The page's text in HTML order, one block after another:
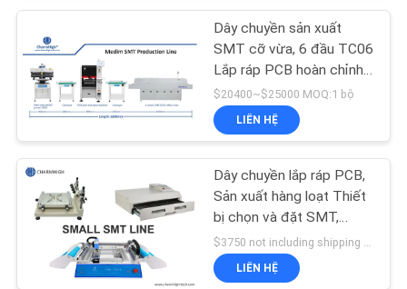
SÁCH
BẢO
MẬT
Dây chuyền sản xuất
SMT cỡ vừa, 6 đầu TC06
Lắp ráp PCB hoàn chỉnh
Sản xuất PCBA
$20400~$25000 MOQ:1 bộ
LIÊN HỆ
Dây chuyền lắp ráp PCB,
Sản xuất hàng loạt Thiết
bị chọn và đặt SMT,
Công nghệ gắn bề mặt
$3750 not including shipping MOQ:1 bộ
LIÊN HỆ